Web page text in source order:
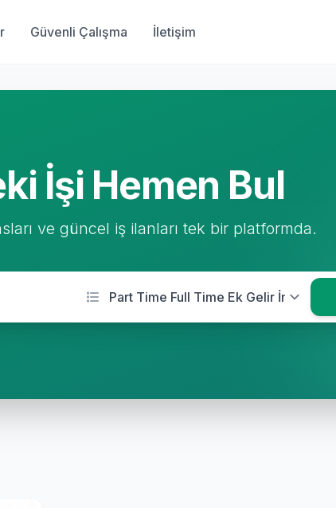
Güvenli Çalışma İletişim
İşi Hemen Bul
ve güncel iş ilanları tek bir platformda.